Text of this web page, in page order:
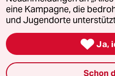
Leitlinie Informant
Seitenwende Einwilligungen
eine Kampagne, die
und Jugendorte
 Ja,
Schon